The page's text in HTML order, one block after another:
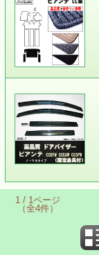
1 / 1ページ
（全4件）